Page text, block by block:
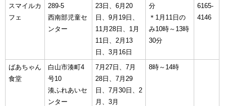
スマイルカ
フェ
289-5
西南部児童セ
ンター
23日、6月20
日、9月19日、
11月28日、1月
11日、2月13
日、3月16日
分
＊1月11日の
み10時～13時
30分
6165-
4146
ばあちゃん
食堂
白山市湊町4
号10
湊ふれあいセ
ンター
7月27日、7月
28日、7月29
日、7月30日、2
月、3月
8時～14時